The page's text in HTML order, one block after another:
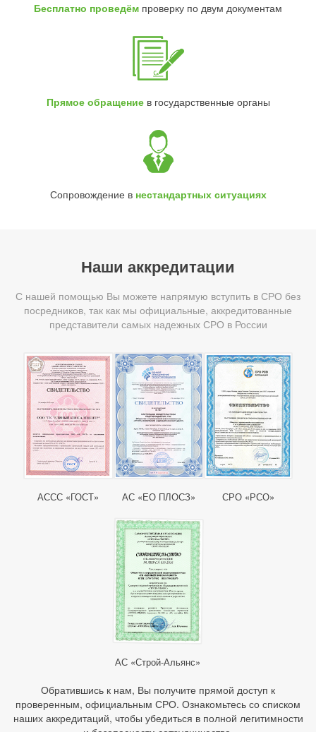
Бесплатно проведём проверку по двум документам
Прямое обращениев государственные органы
Сопровождение в нестандартных ситуациях
Наши аккредитации
С нашей помощью Вы можете напрямую вступить в СРО без
посредников, так как мы официальные, аккредитованные
представители самых надежных СРО в России
АССС «ГОСТ» АС «ЕО ПЛОСЗ» СРО «РСО»
АС «Строй-Альянс»
Обратившись к нам, Вы получите прямой доступ к
проверенным, официальным СРО. Ознакомьтесь со списком
наших аккредитаций, чтобы убедиться в полной легитимности